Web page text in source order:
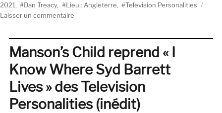
le
2021
Dan Treacy, Lieu : Angleterre
Television Personalities
Laisser un commentaire
Spéciale
Television
Personalities
Manson’s Child reprend « I
Know Where Syd Barrett
Lives » des Television
Personalities (inédit)